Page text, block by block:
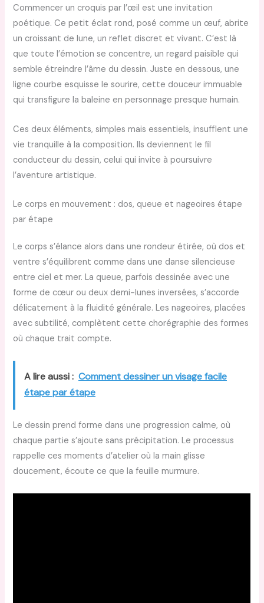
Commencer un croquis par l’œil est une invitation
poétique. Ce petit éclat rond, posé comme un œuf, abrite
un croissant de lune, un reflet discret et vivant. C’est là
que toute l’émotion se concentre, un regard paisible qui
semble étreindre l’âme du dessin. Juste en dessous, une
ligne courbe esquisse le sourire, cette douceur immuable
qui transfigure la baleine en personnage presque humain.
Ces deux éléments, simples mais essentiels, insufflent une
vie tranquille à la composition. Ils deviennent le fil
conducteur du dessin, celui qui invite à poursuivre
l’aventure artistique.
Le corps en mouvement : dos, queue et nageoires étape
par étape
Le corps s’élance alors dans une rondeur étirée, où dos et
ventre s’équilibrent comme dans une danse silencieuse
entre ciel et mer. La queue, parfois dessinée avec une
forme de cœur ou deux demi-lunes inversées, s’accorde
délicatement à la fluidité générale. Les nageoires, placées
avec subtilité, complètent cette chorégraphie des formes
où chaque trait compte.
A lire aussi : Comment dessiner un visage facile
étape par étape
Le dessin prend forme dans une progression calme, où
chaque partie s’ajoute sans précipitation. Le processus
rappelle ces moments d’atelier où la main glisse
doucement, écoute ce que la feuille murmure.